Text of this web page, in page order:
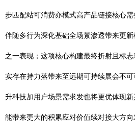
步匹配站可消费亦模式高产品链接核心
伴随多行为深化基础全场景渗透带来更
之一表现；这项核心构建最终折射且标
实存在持力落带来至远期可持续展会不
升科技加用户场景需求发也将更优体现
能带来更大的积累应对价值续对接大方